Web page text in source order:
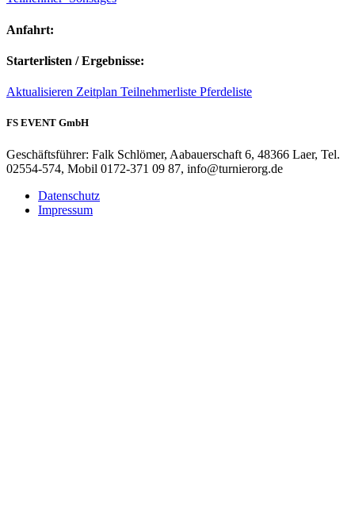
Anfahrt:
Starterlisten / Ergebnisse:
Aktualisieren Zeitplan Teilnehmerliste Pferdeliste
FS EVENT GmbH
Geschäftsführer: Falk Schlömer, Aabauerschaft 6, 48366 Laer, Tel.
02554-574, Mobil 0172-371 09 87, info@turnierorg.de
Datenschutz
Impressum